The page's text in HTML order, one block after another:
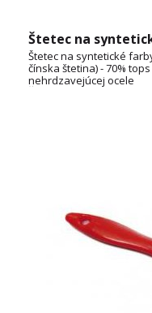
Štetec na
Štetec na syntetické
čínska štetina) - 70%
nehrdzavejúcej ocele